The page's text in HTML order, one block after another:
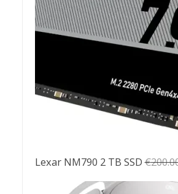
Lexar NM790 2 TB SSD€